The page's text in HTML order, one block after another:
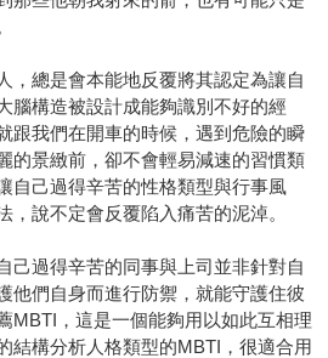
，總是會本能地反覆將其認定為讓自
腦構造被設計成能夠識別不好的經
跟我們在開車的時候，遇到危險的瞬
的景緻前，卻不會輕易減速的習慣類
自己過得辛苦的性格類型與行事風
，說不定會反覆陷入痛苦的泥淖。
己過得辛苦的同事與上司並非針對自
他們自身而進行防禦，就能守護住彼
MBTI，這是一個能夠用以如此互相理
結構分析人格類型的MBTI，很適合用